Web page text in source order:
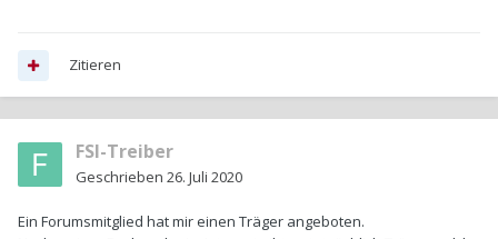
Zitieren
FSI-Treiber
Geschrieben 26. Juli 2020
Ein Forumsmitglied hat mir einen Träger angeboten.